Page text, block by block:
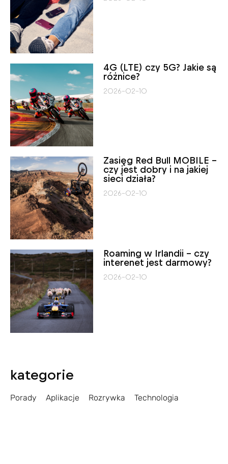
4G (LTE) czy 5G? Jakie są
różnice?
2026-02-10
Zasięg Red Bull MOBILE –
czy jest dobry i na jakiej
sieci działa?
2026-02-10
Roaming w Irlandii – czy
interenet jest darmowy?
2026-02-10
kategorie
Porady Aplikacje Rozrywka Technologia